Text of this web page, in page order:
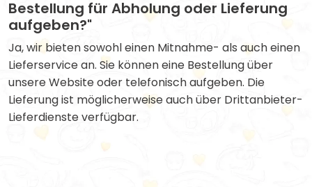
Bestellung für Abholung oder Lieferung
aufgeben?"
Ja, wir bieten sowohl einen Mitnahme- als auch einen
Lieferservice an. Sie können eine Bestellung über
unsere Website oder telefonisch aufgeben. Die
Lieferung ist möglicherweise auch über Drittanbieter-
Lieferdienste verfügbar.